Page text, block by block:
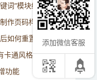
词“模块缓存不存在”
作页码样式的思路
如何重置id序号？
格的石头和山脉实例教程
功能
添加微信客服